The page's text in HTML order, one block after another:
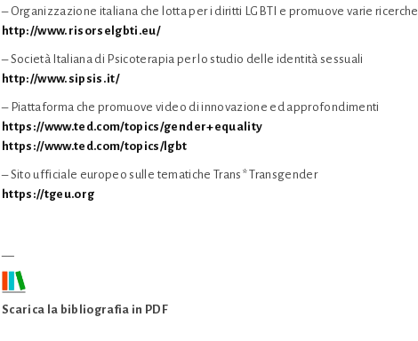
– Organizzazione italiana che lotta per i diritti LGBTI e promuove varie ricerche
http://www.risorselgbti.eu/
– Società Italiana di Psicoterapia per lo studio delle identità sessuali
http://www.sipsis.it/
– Piattaforma che promuove video di innovazione ed approfondimenti
https://www.ted.com/topics/gender+equality
https://www.ted.com/topics/lgbt
– Sito ufficiale europeo sulle tematiche Trans* Transgender
https://tgeu.org
Scarica la bibliografia in PDF